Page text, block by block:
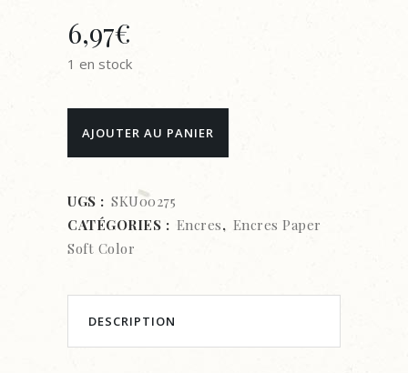
6,97€
1 en stock
ENCRE
SOFT
COLOR
SEA
AJOUTER AU PANIER
UGS : SKU00275
CATÉGORIES : Encres, Encres Paper
Soft Color
DESCRIPTION